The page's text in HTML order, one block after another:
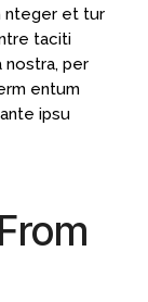
nteger et tur
taciti
per
entum
ipsu